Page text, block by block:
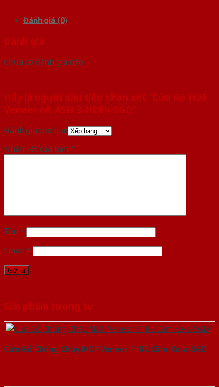
Đánh giá (0)
Đánh giá
Chưa có đánh giá nào.
Hãy là người đầu tiên nhận xét “Cửa Gỗ HDF
Veneer 6A-ASH 3-HDFV-SGD”
Đánh giá của bạn
Nhận xét của bạn *
Tên *
Email *
Sản phẩm tương tự
Cửa Gỗ Chống Cháy MDF Veneer P1R2 Căm Xe-a-SGD